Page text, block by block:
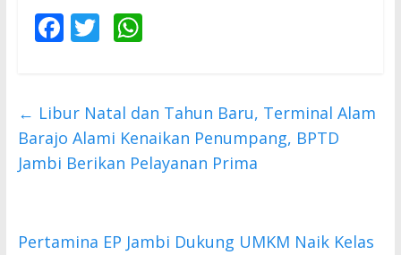
F
b
o
o
T
er
W
s
A
p
← Libur Natal dan Tahun Baru, Terminal Alam
Barajo Alami Kenaikan Penumpang, BPTD
Jambi Berikan Pelayanan Prima
Pertamina EP Jambi Dukung UMKM Naik Kelas